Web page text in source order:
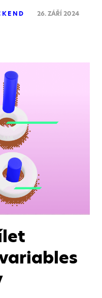
26. ZÁŘÍ 2024